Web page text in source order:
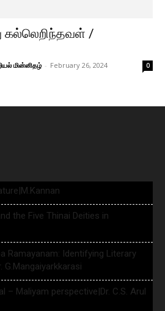
கல்லெறிந்தவள் /
மின்னிதழ் - February 26, 2024 0
the Five Thinai Deities in
Ramayanam: Identifying Literary
G.Mangaiyarkkarasi
– Maliyam perspective|Dr. C.S. Arul